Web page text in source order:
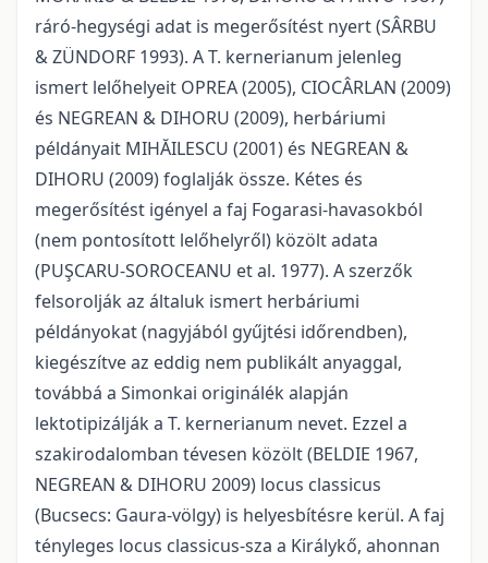
ráró-hegységi adat is megerősítést nyert (SÂRBU
& ZÜNDORF 1993). A T. kernerianum jelenleg
ismert lelőhelyeit OPREA (2005), CIOCÂRLAN (2009)
és NEGREAN & DIHORU (2009), herbáriumi
példányait MIHĂILESCU (2001) és NEGREAN &
DIHORU (2009) foglalják össze. Kétes és
megerősítést igényel a faj Fogarasi-havasokból
(nem pontosított lelőhelyről) közölt adata
(PUŞCARU-SOROCEANU et al. 1977). A szerzők
felsorolják az általuk ismert herbáriumi
példányokat (nagyjából gyűjtési időrendben),
kiegészítve az eddig nem publikált anyaggal,
továbbá a Simonkai originálék alapján
lektotipizálják a T. kernerianum nevet. Ezzel a
szakirodalomban tévesen közölt (BELDIE 1967,
NEGREAN & DIHORU 2009) locus classicus
(Bucsecs: Gaura-völgy) is helyesbítésre kerül. A faj
tényleges locus classicus-sza a Királykő, ahonnan